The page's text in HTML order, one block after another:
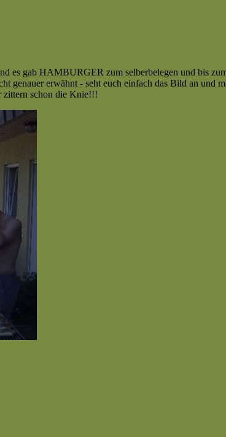
es gab HAMBURGER zum selberbelegen und bis
genauer erwähnt - seht euch einfach das Bild an und
zittern schon die Knie!!!